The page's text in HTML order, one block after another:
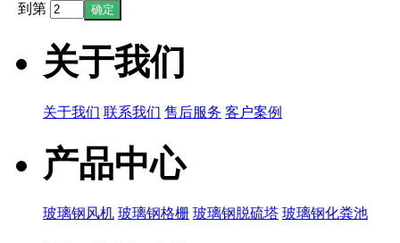
到第
关于我们
关于我们 联系我们 售后服务 客户案例
产品中心
玻璃钢风机 玻璃钢格栅 玻璃钢脱硫塔 玻璃钢化粪池